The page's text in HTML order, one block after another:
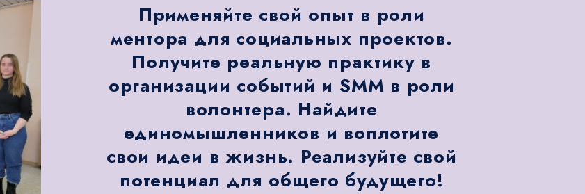
Применяйте свой опыт в роли
ментора для социальных проектов.
Получите реальную практику в
организации событий и SMM в роли
волонтера. Найдите
единомышленников и воплотите
свои идеи в жизнь. Реализуйте свой
потенциал для общего будущего!